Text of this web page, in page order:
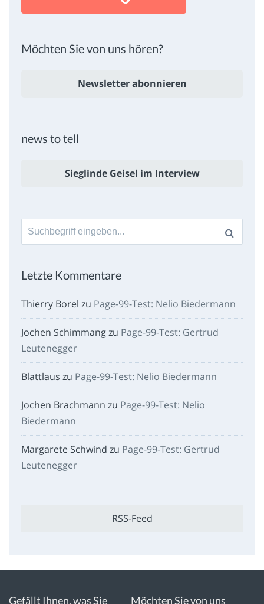
Möchten Sie von uns hören?
Newsletter abonnieren
news to tell
Sieglinde Geisel im Interview
Suche
nach:
Letzte Kommentare
Thierry Borel zu Page-99-Test: Nelio Biedermann
Jochen Schimmangzu Page-99-Test: Gertrud
Leutenegger
Blattlaus zu Page-99-Test: Nelio Biedermann
Jochen Brachmann zu Page-99-Test: Nelio
Biedermann
Margarete Schwind zu Page-99-Test: Gertrud
Leutenegger
RSS-Feed
Gefällt Ihnen, was Sie Möchten Sie von uns